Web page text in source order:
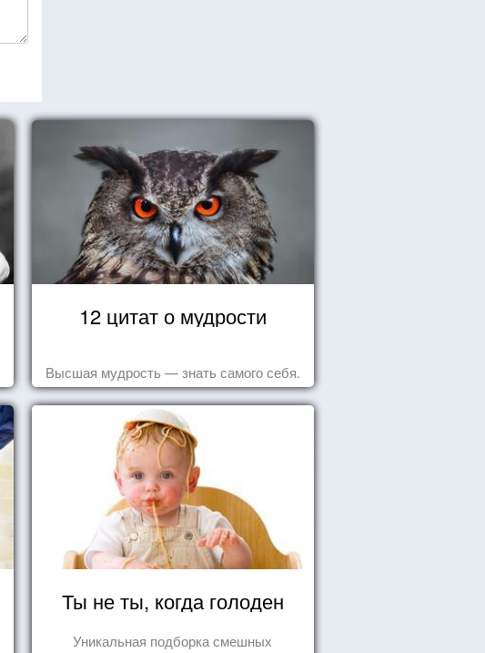
12 цитат о мудрости
Высшая мудрость — знать самого себя.
Ты не ты, когда голоден
Уникальная подборка смешных